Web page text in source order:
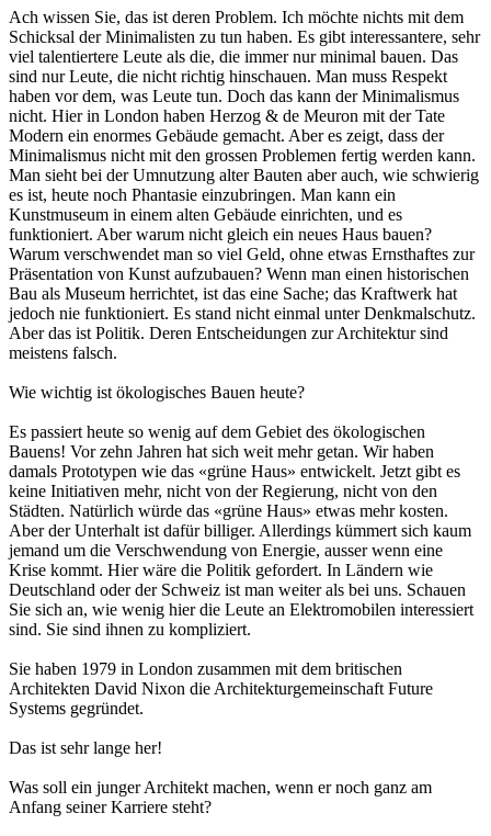
Ach wissen Sie, das ist deren Problem. Ich möchte nichts mit dem
Schicksal der Minimalisten zu tun haben. Es gibt interessantere, sehr
viel talentiertere Leute als die, die immer nur minimal bauen. Das
sind nur Leute, die nicht richtig hinschauen. Man muss Respekt
haben vor dem, was Leute tun. Doch das kann der Minimalismus
nicht. Hier in London haben Herzog & de Meuron mit der Tate
Modern ein enormes Gebäude gemacht. Aber es zeigt, dass der
Minimalismus nicht mit den grossen Problemen fertig werden kann.
Man sieht bei der Umnutzung alter Bauten aber auch, wie schwierig
es ist, heute noch Phantasie einzubringen. Man kann ein
Kunstmuseum in einem alten Gebäude einrichten, und es
funktioniert. Aber warum nicht gleich ein neues Haus bauen?
Warum verschwendet man so viel Geld, ohne etwas Ernsthaftes zur
Präsentation von Kunst aufzubauen? Wenn man einen historischen
Bau als Museum herrichtet, ist das eine Sache; das Kraftwerk hat
jedoch nie funktioniert. Es stand nicht einmal unter Denkmalschutz.
Aber das ist Politik. Deren Entscheidungen zur Architektur sind
meistens falsch.
Wie wichtig ist ökologisches Bauen heute?
Es passiert heute so wenig auf dem Gebiet des ökologischen
Bauens! Vor zehn Jahren hat sich weit mehr getan. Wir haben
damals Prototypen wie das «grüne Haus» entwickelt. Jetzt gibt es
keine Initiativen mehr, nicht von der Regierung, nicht von den
Städten. Natürlich würde das «grüne Haus» etwas mehr kosten.
Aber der Unterhalt ist dafür billiger. Allerdings kümmert sich kaum
jemand um die Verschwendung von Energie, ausser wenn eine
Krise kommt. Hier wäre die Politik gefordert. In Ländern wie
Deutschland oder der Schweiz ist man weiter als bei uns. Schauen
Sie sich an, wie wenig hier die Leute an Elektromobilen interessiert
sind. Sie sind ihnen zu kompliziert.
Sie haben 1979 in London zusammen mit dem britischen
Architekten David Nixon die Architekturgemeinschaft Future
Systems gegründet.
Das ist sehr lange her!
Was soll ein junger Architekt machen, wenn er noch ganz am
Anfang seiner Karriere steht?